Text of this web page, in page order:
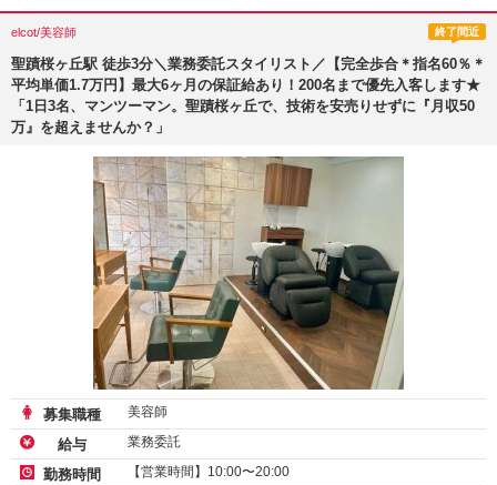
elcot/美容師 終了間近
聖蹟桜ヶ丘駅 徒歩3分＼業務委託スタイリスト／【完全歩合＊指名60％＊
平均単価1.7万円】最大6ヶ月の保証給あり！200名まで優先入客します★
「1日3名、マンツーマン。聖蹟桜ヶ丘で、技術を安売りせずに『月収50
万』を超えませんか？」
募集職種 美容師
給与 業務委託
勤務時間 【営業時間】10:00〜20:00